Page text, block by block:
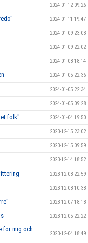
2024-01-12 09:26
2024-01-11 19:47
2024-01-09 23:03
2024-01-09 22:02
2024-01-08 18:14
2024-01-05 22:36
2024-01-05 22:34
2024-01-05 09:28
folk" 2024-01-04 19:50
2023-12-15 23:02
2023-12-15 09:59
2023-12-14 18:52
2023-12-08 22:59
2023-12-08 10:38
2023-12-07 18:18
2023-12-05 22:22
för mig och
2023-12-04 18:49